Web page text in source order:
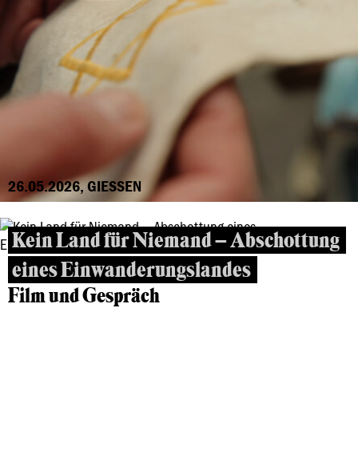
26.05.2026, GIESSEN
Kein Land für Niemand – Abschottung
eines Einwanderungslandes
Film und Gespräch